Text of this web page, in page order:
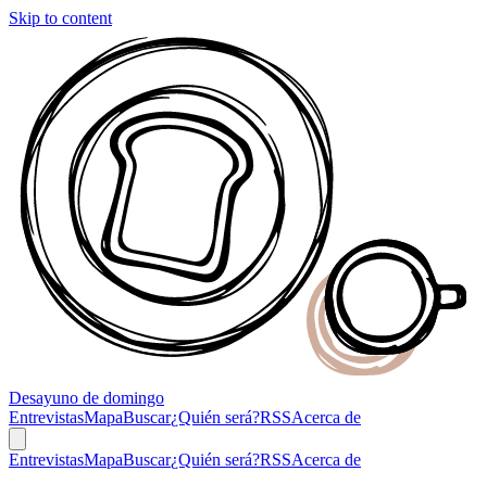
Skip to content
Desayuno de domingo
EntrevistasMapaBuscar¿Quién será?RSSAcerca de
EntrevistasMapaBuscar¿Quién será?RSSAcerca de